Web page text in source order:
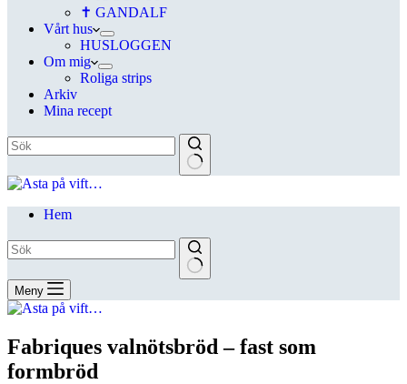
✝ GANDALF
Vårt hus
HUSLOGGEN
Om mig
Roliga strips
Arkiv
Mina recept
Hem
Meny
Fabriques valnötsbröd – fast som
formbröd